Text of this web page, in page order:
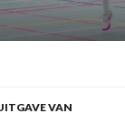
VAN